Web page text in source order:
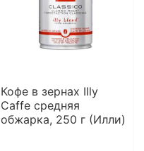
Кофе в зернах Illy
Caffe средняя
обжарка, 250 г (Илли)